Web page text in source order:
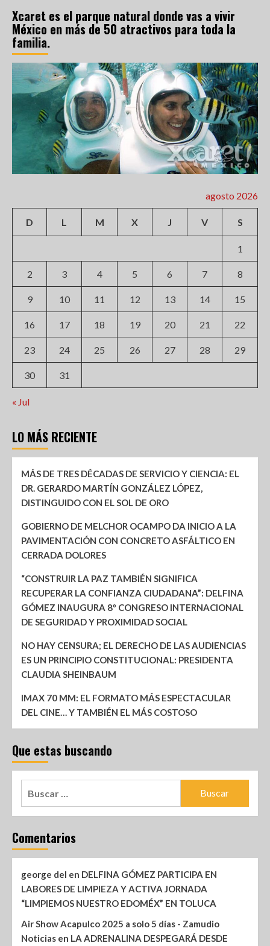
Xcaret es el parque natural donde vas a vivir
México en más de 50 atractivos para toda la
familia.
agosto 2026
D L M X J V S
1
2 3 4 5 6 7 8
9 10 11 12 13 14 15
16 17 18 19 20 21 22
23 24 25 26 27 28 29
30 31
« Jul
LO MÁS RECIENTE
MÁS DE TRES DÉCADAS DE SERVICIO Y CIENCIA: EL
DR. GERARDO MARTÍN GONZÁLEZ LÓPEZ,
DISTINGUIDO CON EL SOL DE ORO
GOBIERNO DE MELCHOR OCAMPO DA INICIO A LA
PAVIMENTACIÓN CON CONCRETO ASFÁLTICO EN
CERRADA DOLORES
“CONSTRUIR LA PAZ TAMBIÉN SIGNIFICA
RECUPERAR LA CONFIANZA CIUDADANA”: DELFINA
GÓMEZ INAUGURA 8º CONGRESO INTERNACIONAL
DE SEGURIDAD Y PROXIMIDAD SOCIAL
NO HAY CENSURA; EL DERECHO DE LAS AUDIENCIAS
ES UN PRINCIPIO CONSTITUCIONAL: PRESIDENTA
CLAUDIA SHEINBAUM
IMAX 70 MM: EL FORMATO MÁS ESPECTACULAR
DEL CINE… Y TAMBIÉN EL MÁS COSTOSO
Que estas buscando
Comentarios
george del en DELFINA GÓMEZ PARTICIPA EN
LABORES DE LIMPIEZA Y ACTIVA JORNADA
“LIMPIEMOS NUESTRO EDOMÉX” EN TOLUCA
Air Show Acapulco 2025 a solo 5 días - Zamudio
Noticias en LA ADRENALINA DESPEGARÁ DESDE